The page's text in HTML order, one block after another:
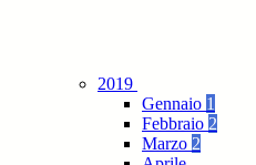
2019
Gennaio 1
Febbraio 2
Marzo 2